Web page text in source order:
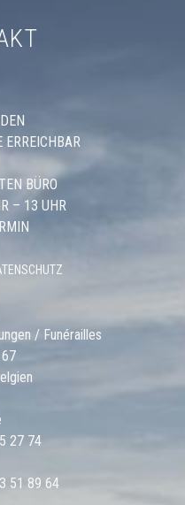
/ Funérailles
27 74
51 89 64
ERREICHBAR
BÜRO
– 13 UHR